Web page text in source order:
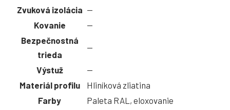
Zvuková izolácia —
Kovanie
—
Bezpečnostná
trieda
—
Výstuž
—
Materiál profilu
Hliníková zliatina
Farby
Paleta RAL, eloxovanie